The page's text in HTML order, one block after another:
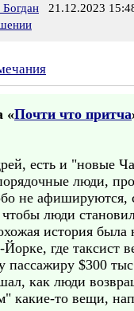
21.12.2023
«Почти что притча
есть и "новые
люди,
не афишируются,
люди
история была
где таксист
пассажиру $300
как люди
какие-то вещи,